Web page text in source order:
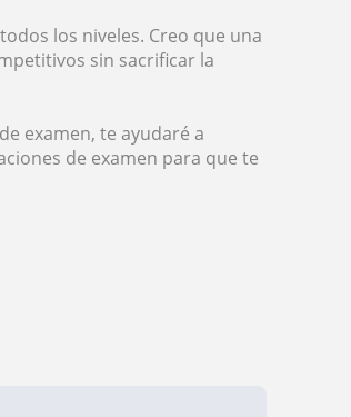
los niveles. Creo que una
sin sacrificar la
examen, te ayudaré a
de examen para que te